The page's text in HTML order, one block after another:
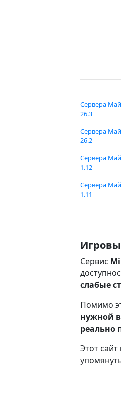
Сервера
26.3
Сервера
26.2
Сервера
1.12
Сервера
1.11
Сервис
слабые
Помимо
нужной
реально
Этот сайт